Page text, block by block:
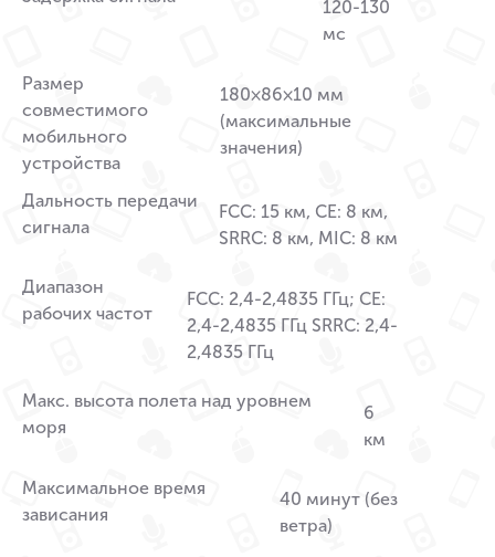
120-130
мс
Размер
совместимого
мобильного
устройства
180×86×10 мм
(максимальные
значения)
Дальность передачи
сигнала
FCC: 15 км, CE: 8 км,
SRRC: 8 км, MIC: 8 км
Диапазон
рабочих частот
FCC: 2,4-2,4835 ГГц; CE:
2,4-2,4835 ГГц SRRC: 2,4-
2,4835 ГГц
Макс. высота полета над уровнем
моря
6
км
Максимальное время
зависания
40 минут (без
ветра)